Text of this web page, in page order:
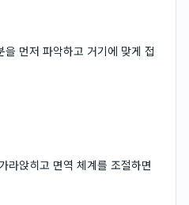
먼저 파악하고 거기에 맞게 접
라앉히고 면역 체계를 조절하면